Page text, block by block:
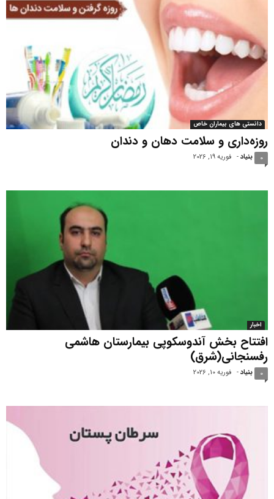
دانستی های بیماران خاص
روزه‌داری و سلامت دهان و دندان
بنیاد- فوریه 19, 2026 0
اخبار
افتتاح بخش آندوسکوپی بیمارستان هاشمی
رفسنجانی(شرق)
بنیاد- فوریه 10, 2026 0